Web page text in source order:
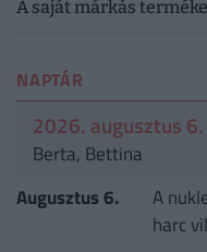
A saját márkás
NAPTÁR
2026. augusztus
Berta, Bettina
Augusztus 6.
A
harc